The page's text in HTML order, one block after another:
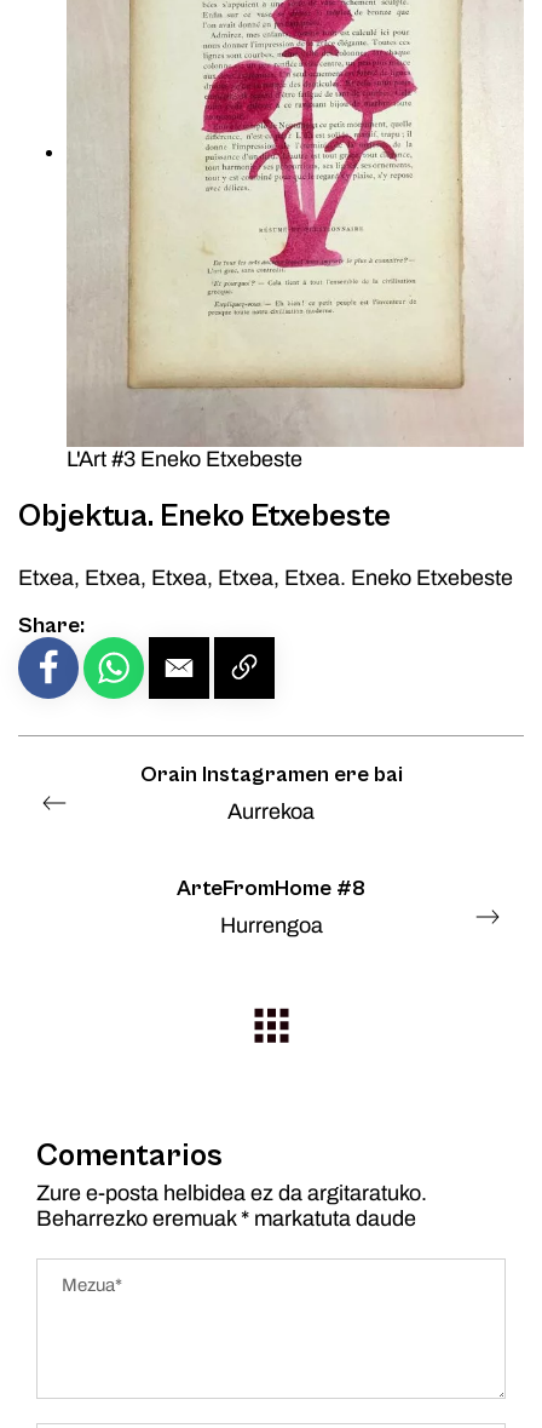
L'Art #3 Eneko Etxebeste
Objektua. Eneko Etxebeste
Etxea, Etxea, Etxea, Etxea, Etxea. Eneko Etxebeste
Share:
Orain Instagramen ere bai
Aurrekoa
ArteFromHome #8
Hurrengoa
Comentarios
Zure e-posta helbidea ez da argitaratuko.
Beharrezko eremuak * markatuta daude